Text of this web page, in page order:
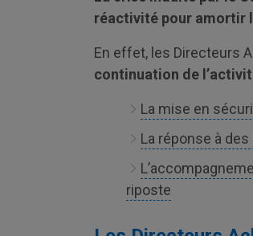
réactivité pour amortir
En effet, les Directeurs
continuation de
La mise en
La réponse à
riposte